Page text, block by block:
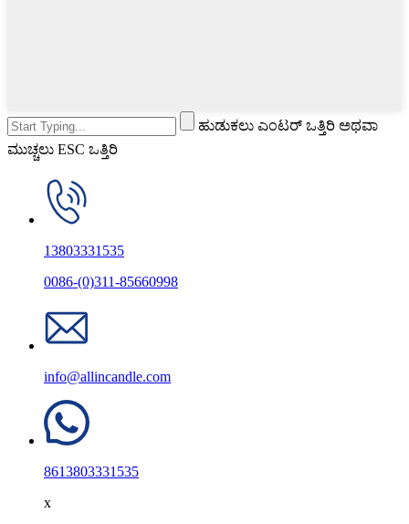
ಹುಡುಕಲು ಎಂಟರ್ ಒತ್ತಿರಿ ಅಥವಾ
ಮುಚ್ಚಲು ESC ಒತ್ತಿರಿ
13803331535
0086-(0)311-85660998
info@allincandle.com
8613803331535
x